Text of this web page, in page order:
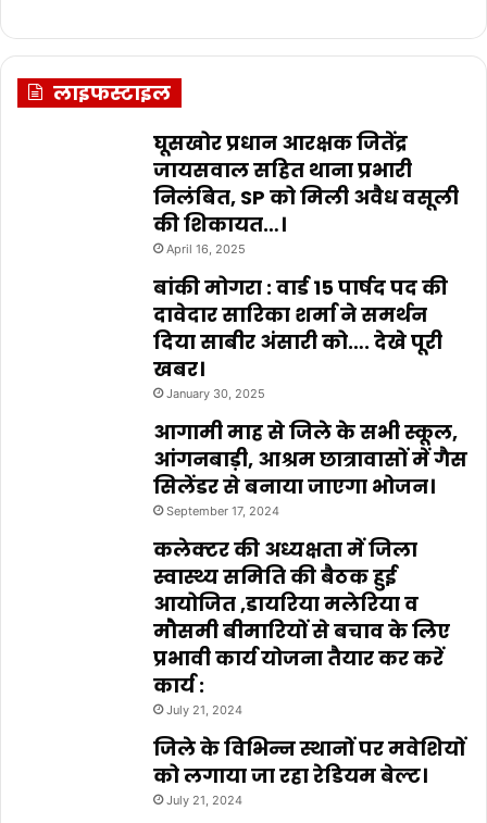
लाइफस्टाइल
घूसखोर प्रधान आरक्षक जितेंद्र
जायसवाल सहित थाना प्रभारी
निलंबित, SP को मिली अवैध वसूली
की शिकायत…।
April 16, 2025
बांकी मोगरा : वार्ड 15 पार्षद पद की
दावेदार सारिका शर्मा ने समर्थन
दिया साबीर अंसारी को…. देखे पूरी
खबर।
January 30, 2025
आगामी माह से जिले के सभी स्कूल,
आंगनबाड़ी, आश्रम छात्रावासों में गैस
सिलेंडर से बनाया जाएगा भोजन।
September 17, 2024
कलेक्टर की अध्यक्षता में जिला
स्वास्थ्य समिति की बैठक हुई
आयोजित ,डायरिया मलेरिया व
मौसमी बीमारियों से बचाव के लिए
प्रभावी कार्य योजना तैयार कर करें
कार्य :
July 21, 2024
जिले के विभिन्न स्थानों पर मवेशियों
को लगाया जा रहा रेडियम बेल्ट।
July 21, 2024